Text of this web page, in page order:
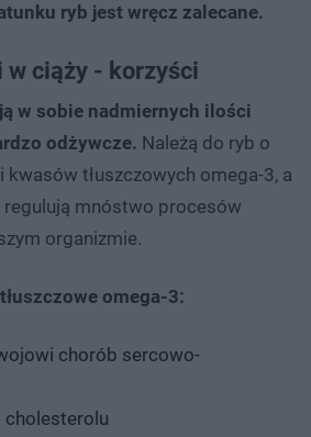
ryb jest wręcz zalecane.
w ciąży - korzyści
w sobie nadmiernych ilości
odżywcze. Należą do ryb o
tłuszczowych omega-3, a
regulują mnóstwo procesów
organizmie.
omega-3:
chorób sercowo-
cholesterolu